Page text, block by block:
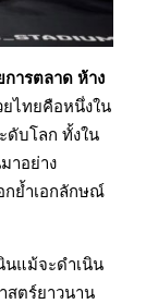
การตลาด ห้าง
ยไทยคือหนึ่งใน
ดับโลก ทั้งใน
าอย่าง
กย้ำเอกลักษณ์
นแม้จะดำเนิน
สตร์ยาวนาน